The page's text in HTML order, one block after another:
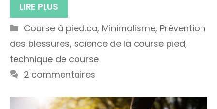
LIRE PLUS
Catégories
Course à pied.ca, Minimalisme, Prévention
des blessures, science de la course pied,
technique de course
2 commentaires